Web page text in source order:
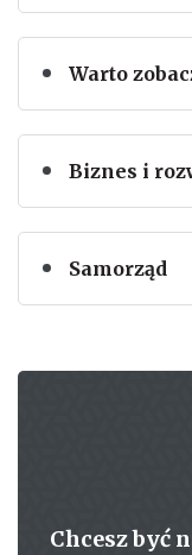
Warto
Biznes i
Samorząd
Chcesz być